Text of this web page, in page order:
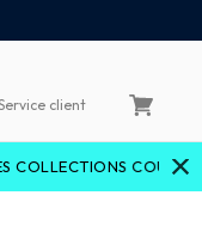
client
COURANTES AVEC